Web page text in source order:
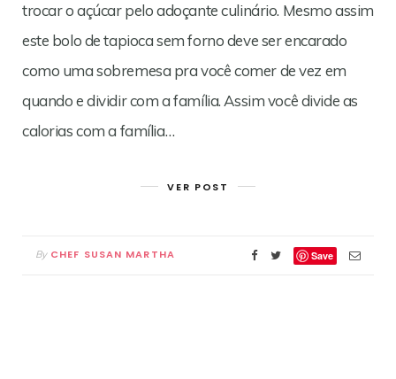
trocar o açúcar pelo adoçante culinário. Mesmo assim
este bolo de tapioca sem forno deve ser encarado
como uma sobremesa pra você comer de vez em
quando e dividir com a família. Assim você divide as
calorias com a família…
VER POST
By CHEF SUSAN MARTHA Save